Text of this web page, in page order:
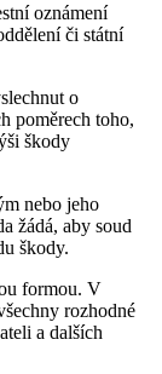
oznámení
či státní
o
poměrech toho,
škody
nebo jeho
žádá, aby soud
škody.
formou. V
rozhodné
a dalších